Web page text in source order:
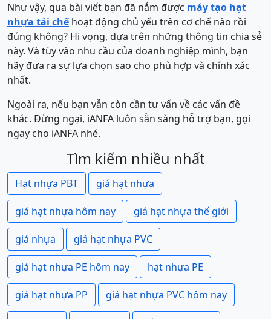
Như vậy, qua bài viết bạn đã nắm được máy tạo hạt
nhựa tái chếhoạt động chủ yếu trên cơ chế nào rồi
đúng không? Hi vọng, dựa trên những thông tin chia sẻ
này. Và tùy vào nhu cầu của doanh nghiệp mình, bạn
hãy đưa ra sự lựa chọn sao cho phù hợp và chính xác
nhất.
Ngoài ra, nếu bạn vẫn còn cần tư vấn về các vấn đề
khác. Đừng ngại, iANFA luôn sẵn sàng hỗ trợ bạn, gọi
ngay cho iANFA nhé.
Tìm kiếm nhiều nhất
Hạt nhựa PBT giá hạt nhựa
giá hạt nhựa hôm nay giá hạt nhựa thế giới
giá nhựa giá hạt nhựa PVC
giá hạt nhựa PE hôm nay hạt nhựa PE
giá hạt nhựa PP giá hạt nhựa PVC hôm nay